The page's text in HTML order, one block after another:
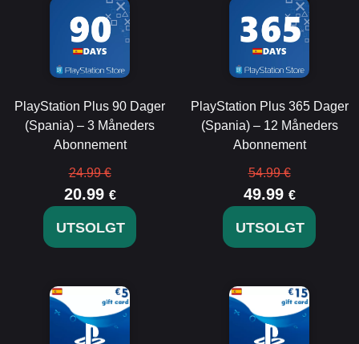
PlayStation Plus 90 Dager
(Spania) – 3 Måneders
Abonnement
24.99 €
20.99 €
UTSOLGT
PlayStation Plus 365 Dager
(Spania) – 12 Måneders
Abonnement
54.99 €
49.99 €
UTSOLGT